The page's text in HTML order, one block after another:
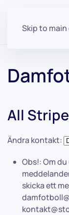
Skip to
All
Ändra kontakt:
Obs!:Om
skicka ett